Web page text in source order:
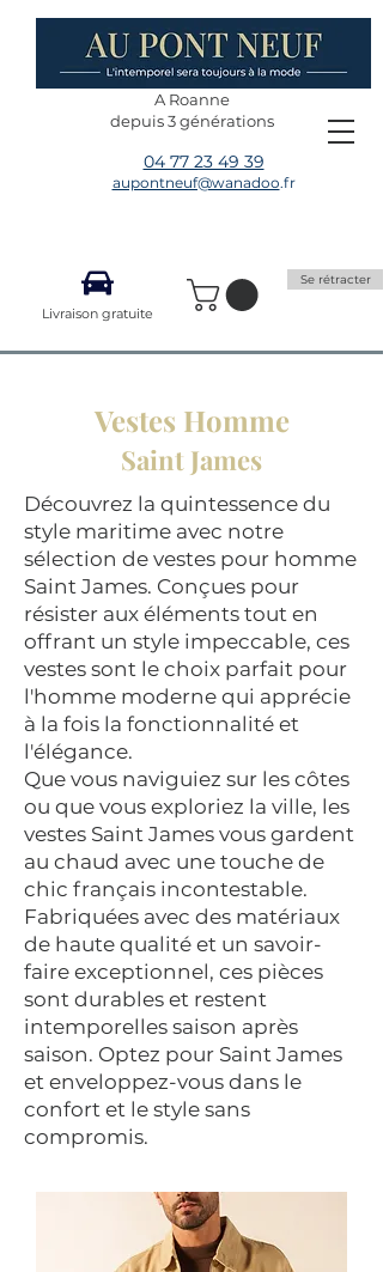
04 77 23 49 39
aupontneuf@wanadoo.fr
A Roanne
depuis 3 générations
Livraison gratuite
Se rétracter
Vestes Homme
Saint James
Découvrez la quintessence du
style maritime avec notre
sélection de vestes pour homme
Saint James. Conçues pour
résister aux éléments tout en
offrant un style impeccable, ces
vestes sont le choix parfait pour
l'homme moderne qui apprécie
à la fois la fonctionnalité et
l'élégance.
Que vous naviguiez sur les côtes
ou que vous exploriez la ville, les
vestes Saint James vous gardent
au chaud avec une touche de
chic français incontestable.
Fabriquées avec des matériaux
de haute qualité et un savoir-
faire exceptionnel, ces pièces
sont durables et restent
intemporelles saison après
saison. Optez pour Saint James
et enveloppez-vous dans le
confort et le style sans
compromis.